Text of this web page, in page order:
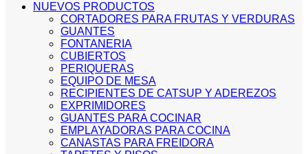
NUEVOS PRODUCTOS
CORTADORES PARA FRUTAS Y VERDURAS
GUANTES
FONTANERIA
CUBIERTOS
PERIQUERAS
EQUIPO DE MESA
RECIPIENTES DE CATSUP Y ADEREZOS
EXPRIMIDORES
GUANTES PARA COCINAR
EMPLAYADORAS PARA COCINA
CANASTAS PARA FREIDORA